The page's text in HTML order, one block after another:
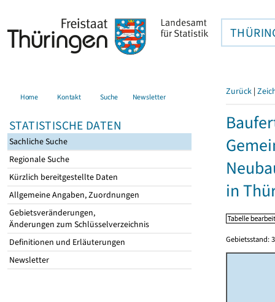
Home Kontakt Suche Newsletter
STATISTISCHE DATEN
Sachliche Suche
Regionale Suche
Kürzlich bereitgestellte Daten
Allgemeine Angaben, Zuordnungen
Gebietsveränderungen,
Änderungen zum Schlüsselverzeichnis
Definitionen und Erläuterungen
Newsletter
Zurück |
in
Gebietsstand: